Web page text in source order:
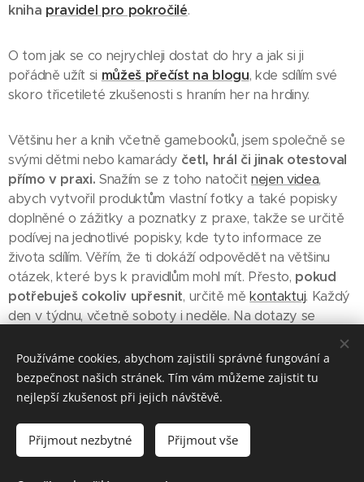
kniha pravidel pro pokročilé.
O tom jak se co nejrychleji dostat do hry a jak si ji
pořádně užít si můžeš přečíst na blogu, kde sdílím své
skoro třicetileté zkušenosti s hraním her na hrdiny.
Většinu her a knih včetně gamebooků, jsem společně se
svými dětmi nebo kamarády četl, hrál či jinak otestoval
přímo v praxi.Snažím se z toho natočit nejen videa,
abych vytvořil produktům vlastní fotky a také popisky
doplněné o zážitky a poznatky z praxe, takže se určitě
podívej na jednotlivé popisky, kde tyto informace ze
života sdílím. Věřím, že ti dokáží odpovědět na většinu
otázek, které bys k pravidlům mohl mít. Přesto, pokud
potřebuješ cokoliv upřesnit, určitě měkontaktuj. Každý
den v týdnu, včetně soboty i neděle. Na dotazy se
nejrychleji, takže jestli máš jakékoliv otázky, sem s nimi. ;-)
Některé odkazy vedou na obchody, kde můžete hry/knihy koupit -
jsou to affiliate odkazy, díky kterým můžu tento web provozovat.
Používáme cookies, abychom zajistili správné fungování a
bezpečnost našich stránek. Tím vám můžeme zajistit tu
nejlepší zkušenost při jejich návštěvě.
Přijmout nezbytné Přijmout vše